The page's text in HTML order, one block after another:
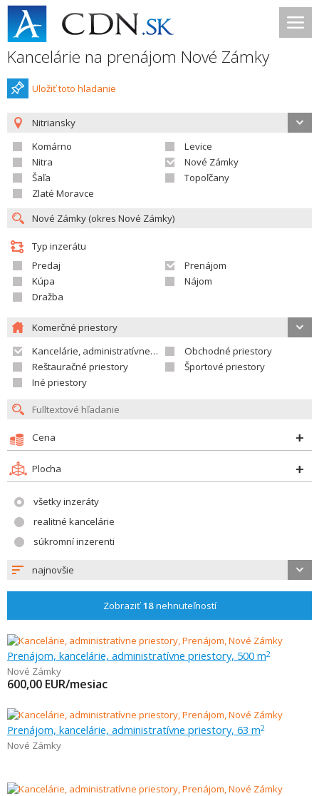
Kancelárie na prenájom Nové Zámky
Uložiť toto hladanie
Nitriansky
Komárno
Levice
Nitra
Nové Zámky
Šaľa
Topoľčany
Zlaté Moravce
Typ inzerátu
Predaj
Prenájom
Kúpa
Nájom
Dražba
Komerčné priestory
Kancelárie, administratívne priestory
Obchodné priestory
Reštauračné priestory
Športové priestory
Iné priestory
Cena
Plocha
všetky inzeráty
realitné kancelárie
súkromní inzerenti
najnovšie
Zobraziť18nehnuteľností
Prenájom, kancelárie, administratívne priestory, 500 m2
Nové Zámky
600,00 EUR/mesiac
Prenájom, kancelárie, administratívne priestory, 63 m2
Nové Zámky